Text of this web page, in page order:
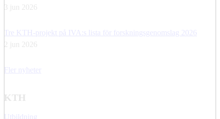
3 jun 2026
Tre KTH-projekt på IVA:s lista för forskningsgenomslag 2026
2 jun 2026
Fler nyheter
KTH
Utbildning